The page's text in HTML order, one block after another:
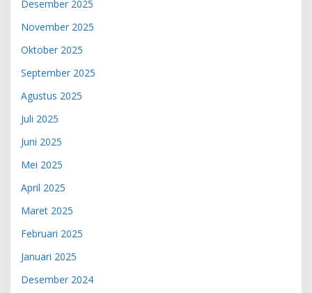
Desember 2025
November 2025
Oktober 2025
September 2025
Agustus 2025
Juli 2025
Juni 2025
Mei 2025
April 2025
Maret 2025
Februari 2025
Januari 2025
Desember 2024